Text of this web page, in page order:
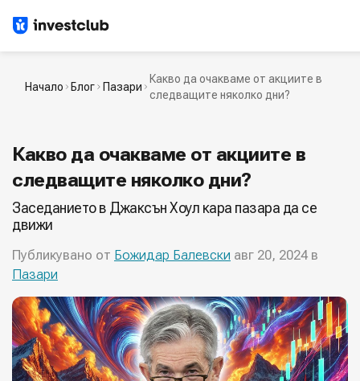
Начало Блог Пазари
Какво да очакваме от акциите в
следващите няколко дни?
Какво да очакваме от акциите в
следващите няколко дни?
Заседанието в Джаксън Хоул кара пазара да се
движи
Публикувано от Божидар Балевски авг 20, 2024 в
Пазари